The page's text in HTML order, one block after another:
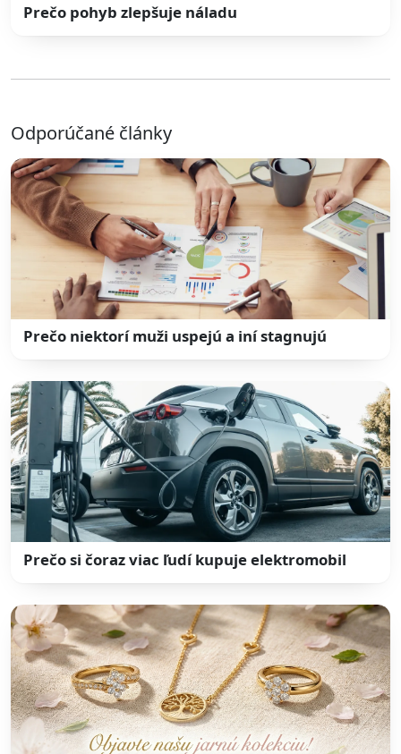
Prečo pohyb zlepšuje náladu
Odporúčané články
Prečo niektorí muži uspejú a iní stagnujú
Prečo si čoraz viac ľudí kupuje elektromobil